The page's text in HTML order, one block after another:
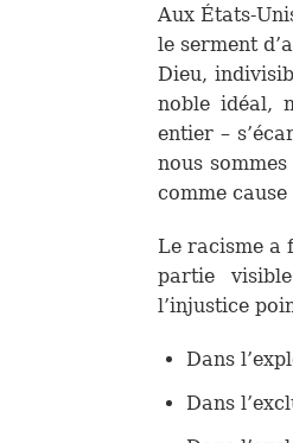
Aux États-
le serment
Dieu,
noble idéal,
entier –
nous
comme
Le racisme a
partie
l’injustice
Dans
Dans